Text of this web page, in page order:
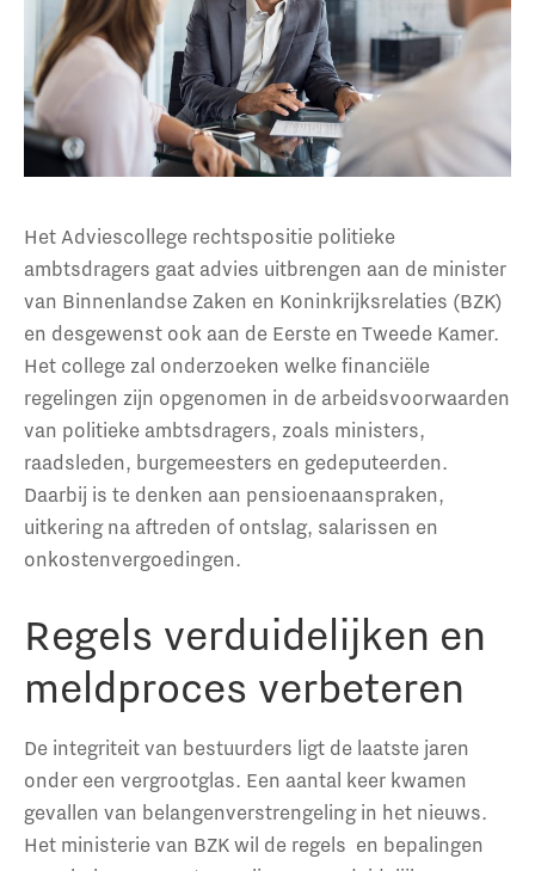
Het Adviescollege rechtspositie politieke
ambtsdragers gaat advies uitbrengen aan de minister
van Binnenlandse Zaken en Koninkrijksrelaties (BZK)
en desgewenst ook aan de Eerste en Tweede Kamer.
Het college zal onderzoeken welke financiële
regelingen zijn opgenomen in de arbeidsvoorwaarden
van politieke ambtsdragers, zoals ministers,
raadsleden, burgemeesters en gedeputeerden.
Daarbij is te denken aan pensioenaanspraken,
uitkering na aftreden of ontslag, salarissen en
onkostenvergoedingen.
Regels verduidelijken en
meldproces verbeteren
De integriteit van bestuurders ligt de laatste jaren
onder een vergrootglas. Een aantal keer kwamen
gevallen van belangenverstrengeling in het nieuws.
Het ministerie van BZK wil de regels en bepalingen